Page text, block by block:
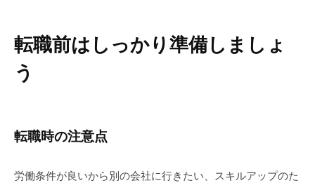
転職前はしっかり準備しましょ
う
転職時の注意点
労働条件が良いから別の会社に行きたい、スキルアップのた